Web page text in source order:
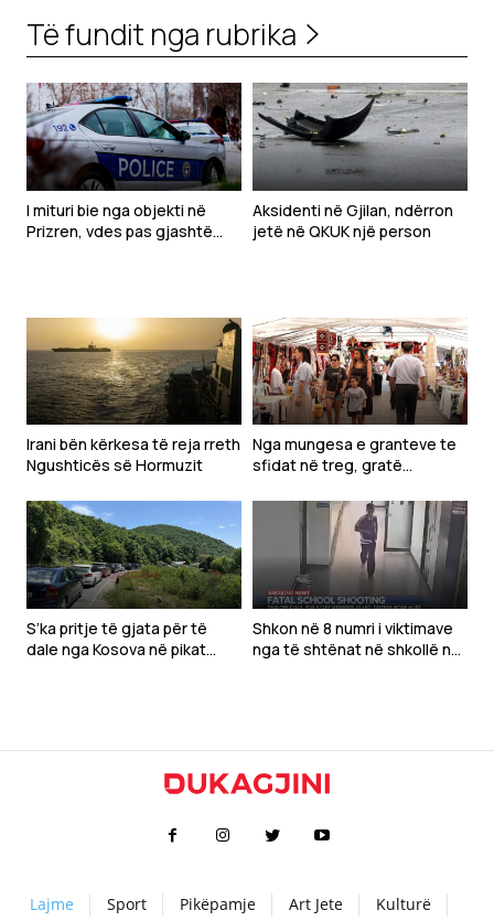
Të fundit nga rubrika
I mituri bie nga objekti në
Prizren, vdes pas gjashtë
Aksidenti në Gjilan, ndërron
jetë në QKUK një person
Irani bën kërkesa të reja rreth
Ngushticës së Hormuzit
Nga mungesa e granteve te
sfidat në treg, gratë
shumë mbështetje
S’ka pritje të gjata për të
dale nga Kosova në pikat
Shkon në 8 numri i viktimave
nga të shtënat në shkollë në
Lajme Sport Pikëpamje Art Jete Kulturë